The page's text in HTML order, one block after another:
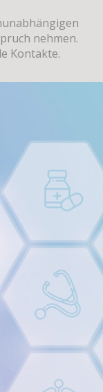
nehmen.
Kontakte.